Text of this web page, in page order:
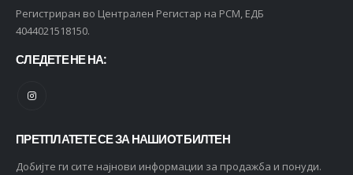
Регистриран во Централен Регистар на РСМ, ЕДБ
4044021518150.
СЛЕДЕТЕ НЕ НА:
ПРЕТПЛАТЕТЕ СЕ ЗА НАШИОТ БИЛТЕН
Добијте ги сите најнови информации за продажба и понуди.